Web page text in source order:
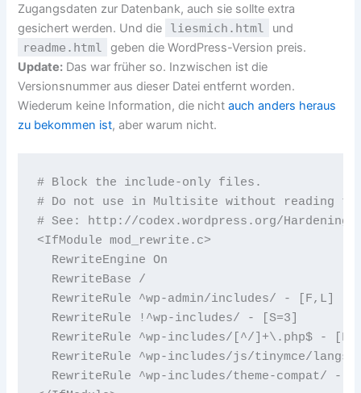
Zugangsdaten zur Datenbank, auch sie sollte extra
gesichert werden. Und die
liesmich.html und
readme.html
geben die WordPress-Version preis.
Update: Das war früher so. Inzwischen ist die
Versionsnummer aus dieser Datei entfernt worden.
Wiederum keine Information, die nichtauch anders heraus
zu bekommen ist, aber warum nicht.
# Block the include-only files.
# Do not use in Multisite without reading
# See: http://codex.wordpress.org/
<IfModule mod_rewrite.c>
  RewriteEngine On
  RewriteBase /
  RewriteRule ^wp-admin/includes/ - [F,L]
  RewriteRule !^wp-includes/ - [S=3]
RewriteRule ^wp-includes/[^/]+\.php$ -
RewriteRule ^wp-includes/js/tinymce/langs/
RewriteRule ^wp-includes/theme-compat/ -